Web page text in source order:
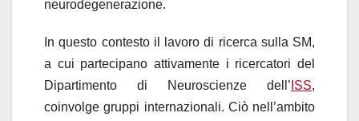
neurodegenerazione.
In questo contesto il lavoro di ricerca sulla SM,
a cui partecipano attivamente i ricercatori del
Dipartimento di Neuroscienze dell’ ISS,
coinvolge gruppi internazionali. Ciò nell’ambito